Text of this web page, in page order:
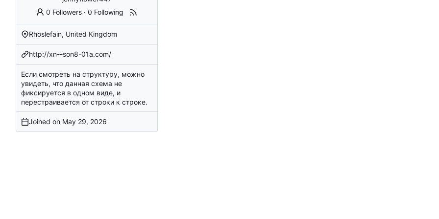
0 Followers ·0 Following
Rhoslefain, United Kingdom
http://xn--son8-01a.com/
Если смотреть на структуру, можно
увидеть, что данная схема не
фиксируется в одном виде, и
перестраивается от строки к строке.
Joined on